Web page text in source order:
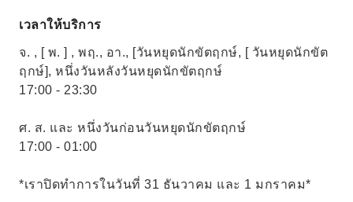
เวลาให้บริการ
จ. , [ พ. ] , พฤ., อา., [วันหยุดนักขัตฤกษ์, [ วันหยุดนักขัต
ฤกษ์], หนึ่งวันหลังวันหยุดนักขัตฤกษ์
17:00 - 23:30
ศ. ส. และ หนึ่งวันก่อนวันหยุดนักขัตฤกษ์
17:00 - 01:00
*เราปิดทำการในวันที่ 31 ธันวาคม และ 1 มกราคม*